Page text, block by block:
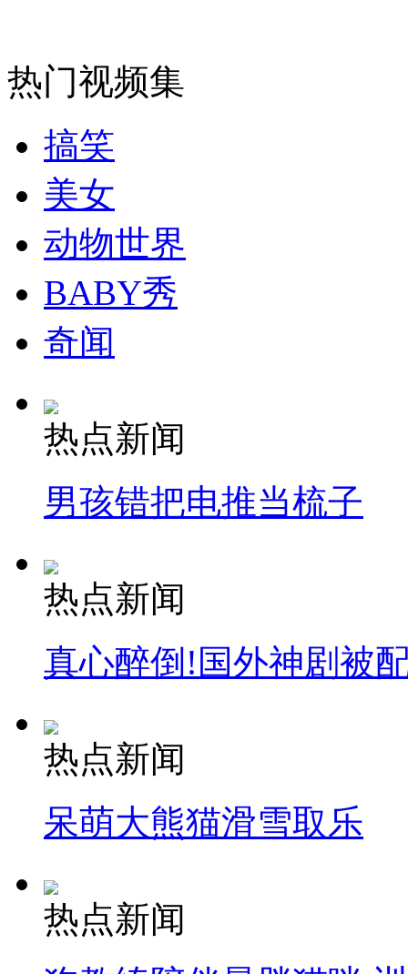
热门视频集
搞笑
美女
动物世界
BABY秀
奇闻
热点新闻
男孩错把电推当梳子
热点新闻
真心醉倒!国外神剧被
热点新闻
呆萌大熊猫滑雪取乐
热点新闻